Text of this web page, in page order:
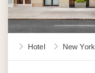
Hotel New York